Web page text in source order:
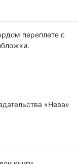
переплете с
«Нева»